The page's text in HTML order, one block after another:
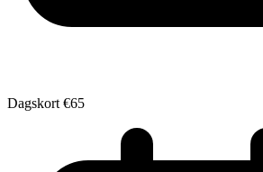
Dagskort €65